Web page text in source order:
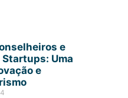
e
Uma
e